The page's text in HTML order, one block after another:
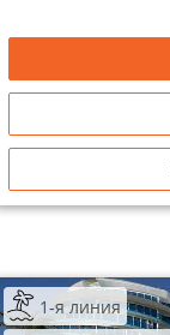
1-я линия